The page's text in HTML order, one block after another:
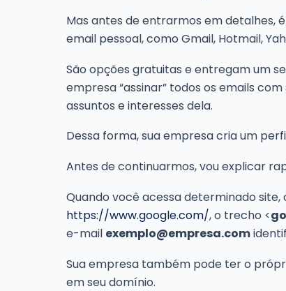
Mas antes de entrarmos em detalhes,
email pessoal, como Gmail, Hotmail,
São opções gratuitas e entregam um
empresa “assinar” todos os emails
assuntos e interesses dela.
Dessa forma, sua empresa cria um
Antes de continuarmos, vou explicar
Quando você acessa determinado
https://www.google.com/, o trecho <
e-mail exemplo@empresa.com
Sua empresa também pode ter o
em seu domínio.